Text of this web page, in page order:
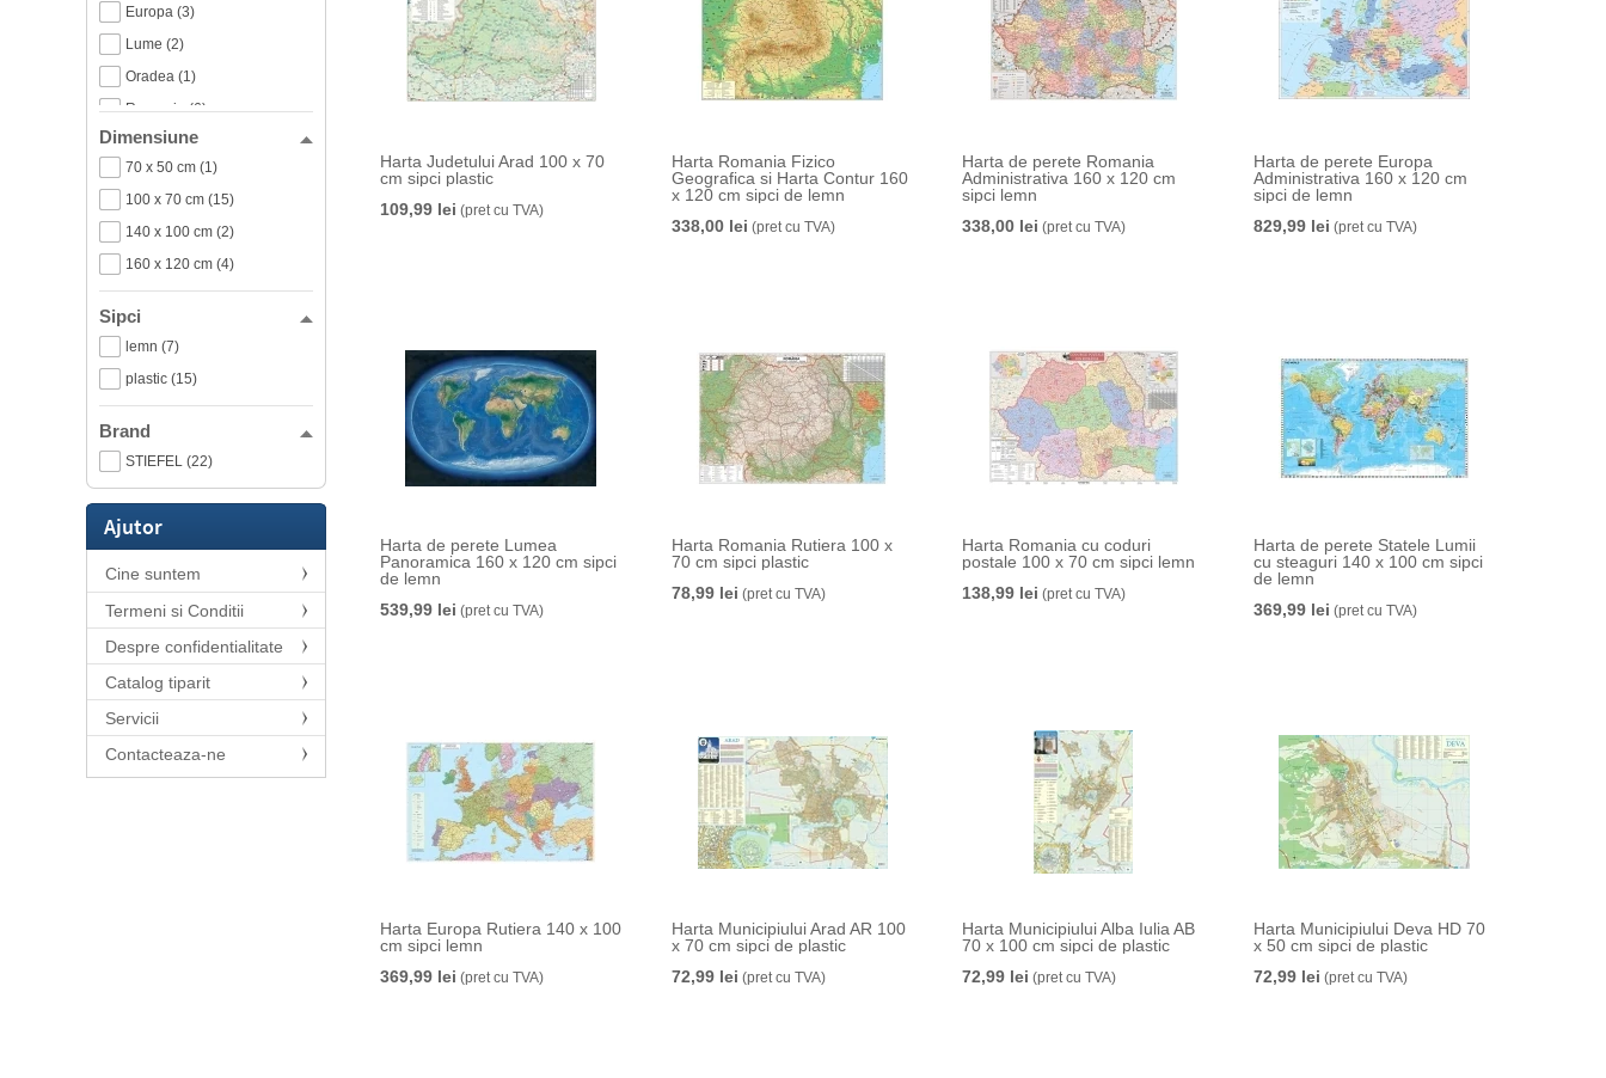
Europa (3)
Lume (2)
Oradea (1)
Romania (6)
Sibiu (2)
Timis (1)
Dimensiune
70 x 50 cm (1)
100 x 70 cm (15)
140 x 100 cm (2)
160 x 120 cm (4)
Sipci
lemn (7)
plastic (15)
Brand
STIEFEL (22)
Ajutor
Cine suntem
Termeni si Conditii
Despre confidentialitate
Catalog tiparit
Servicii
Contacteaza-ne
Harta Judetului Arad 100 x 70
cm sipci plastic
109,99 lei (pret cu TVA)
Harta Romania Fizico
Geografica si Harta Contur 160
x 120 cm sipci de lemn
338,00 lei (pret cu TVA)
Harta de perete Romania
Administrativa 160 x 120 cm
sipci lemn
338,00 lei (pret cu TVA)
Harta de perete Europa
Administrativa 160 x 120 cm
sipci de lemn
829,99 lei (pret cu TVA)
Harta de perete Lumea
Panoramica 160 x 120 cm sipci
de lemn
539,99 lei (pret cu TVA)
Harta Romania Rutiera 100 x
70 cm sipci plastic
78,99 lei (pret cu TVA)
Harta Romania cu coduri
postale 100 x 70 cm sipci lemn
138,99 lei (pret cu TVA)
Harta de perete Statele Lumii
cu steaguri 140 x 100 cm sipci
de lemn
369,99 lei (pret cu TVA)
Harta Europa Rutiera 140 x 100
cm sipci lemn
369,99 lei (pret cu TVA)
Harta Municipiului Arad AR 100
x 70 cm sipci de plastic
72,99 lei (pret cu TVA)
Harta Municipiului Alba Iulia AB
70 x 100 cm sipci de plastic
72,99 lei (pret cu TVA)
Harta Municipiului Deva HD 70
x 50 cm sipci de plastic
72,99 lei (pret cu TVA)